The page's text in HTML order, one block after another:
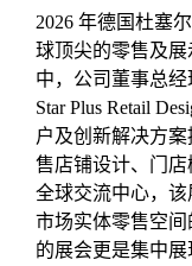
2026 年德国杜塞
球顶尖的零售及
中，公司董事总经
Star Plus Retail
户及创新解决方
售店铺设计、门
全球交流中心，
市场实体零售空间
的展会更是集中展